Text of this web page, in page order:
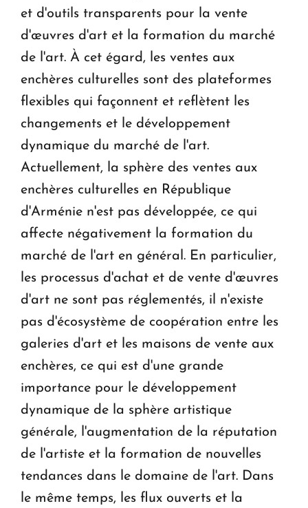
et d'outils transparents pour la vente
d'œuvres d'art et la formation du marché
de l'art. À cet égard, les ventes aux
enchères culturelles sont des plateformes
flexibles qui façonnent et reflètent les
changements et le développement
dynamique du marché de l'art.
Actuellement, la sphère des ventes aux
enchères culturelles en République
d'Arménie n'est pas développée, ce qui
affecte négativement la formation du
marché de l'art en général. En particulier,
les processus d'achat et de vente d'œuvres
d'art ne sont pas réglementés, il n'existe
pas d'écosystème de coopération entre les
galeries d'art et les maisons de vente aux
enchères, ce qui est d'une grande
importance pour le développement
dynamique de la sphère artistique
générale, l'augmentation de la réputation
de l'artiste et la formation de nouvelles
tendances dans le domaine de l'art. Dans
le même temps, les flux ouverts et la